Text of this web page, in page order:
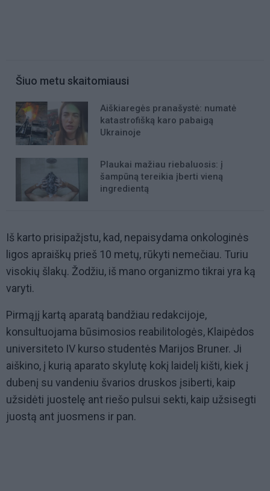
Šiuo metu skaitomiausi
Aiškiaregės pranašystė: numatė
katastrofišką karo pabaigą
Ukrainoje
Plaukai mažiau riebaluosis: į
šampūną tereikia įberti vieną
ingredientą
Iš karto prisipažįstu, kad, nepaisydama onkologinės
ligos apraiškų prieš 10 metų, rūkyti nemečiau. Turiu
visokių šlakų. Žodžiu, iš mano organizmo tikrai yra ką
varyti.
Pirmąjį kartą aparatą bandžiau redakcijoje,
konsultuojama būsimosios reabilitologės, Klaipėdos
universiteto IV kurso studentės Marijos Bruner. Ji
aiškino, į kurią aparato skylutę kokį laidelį kišti, kiek į
dubenį su vandeniu švarios druskos įsiberti, kaip
užsidėti juostelę ant riešo pulsui sekti, kaip užsisegti
juostą ant juosmens ir pan.